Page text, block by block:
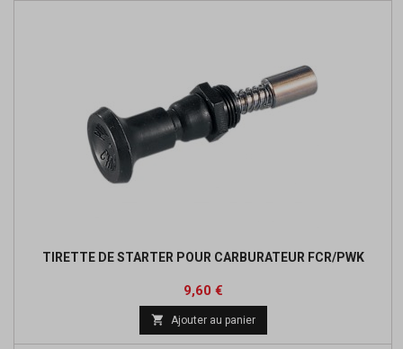
TIRETTE DE STARTER POUR CARBURATEUR FCR/PWK
Prix
9,60 €
 Ajouter au panier